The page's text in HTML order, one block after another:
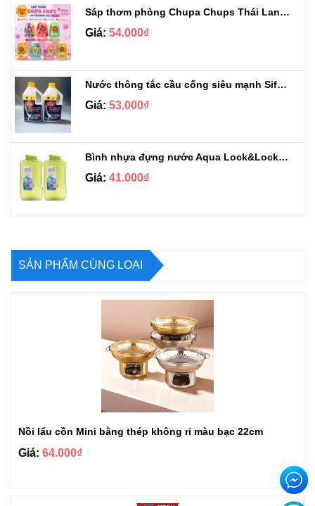
Sáp thơm phòng Chupa Chups Thái Lan 230g
Giá: 54.000₫
Nước thông tắc cầu cống siêu mạnh Sifa 1.4kg
Giá: 53.000₫
Bình nhựa đựng nước Aqua Lock&Lock 2.1L
Giá: 41.000₫
SẢN PHẨM CÙNG LOẠI
Nồi lẩu cồn Mini bằng thép không rỉ màu bạc 22cm
Giá: 64.000₫